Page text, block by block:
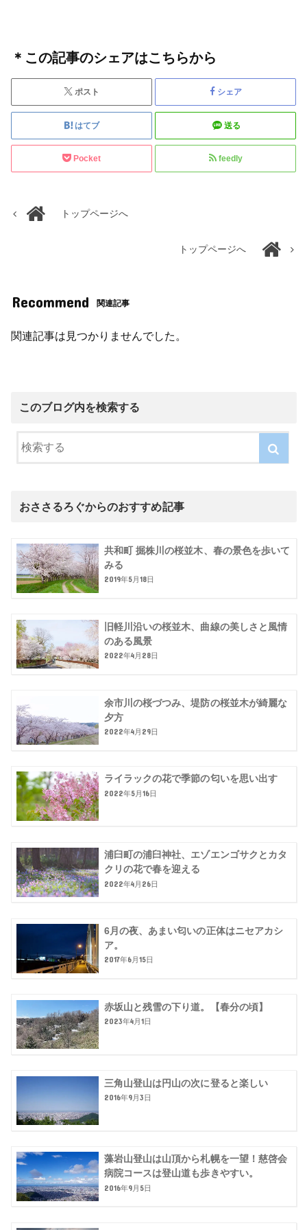
＊この記事のシェアはこちらから
ポスト シェア
はてブ 送る
Pocket feedly
トップページへ
トップページへ
Recommend 関連記事
関連記事は見つかりませんでした。
このブログ内を検索する
おささるろぐからのおすすめ記事
共和町 掘株川の桜並木、春の景色を歩いて
みる
2019年5月18日
旧軽川沿いの桜並木、曲線の美しさと風情
のある風景
2022年4月28日
余市川の桜づつみ、堤防の桜並木が綺麗な
夕方
2022年4月29日
ライラックの花で季節の匂いを思い出す
2022年5月16日
浦臼町の浦臼神社、エゾエンゴサクとカタ
クリの花で春を迎える
2022年4月26日
6月の夜、あまい匂いの正体はニセアカシ
ア。
2017年6月15日
赤坂山と残雪の下り道。【春分の頃】
2023年4月1日
三角山登山は円山の次に登ると楽しい
2016年9月3日
藻岩山登山は山頂から札幌を一望！慈啓会
病院コースは登山道も歩きやすい。
2016年9月5日